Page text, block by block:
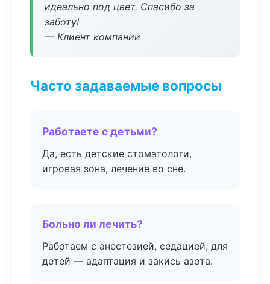
идеально под цвет. Спасибо за
заботу!
— Клиент компании
Часто задаваемые вопросы
Работаете с детьми?
Да, есть детские стоматологи,
игровая зона, лечение во сне.
Больно ли лечить?
Работаем с анестезией, седацией, для
детей — адаптация и закись азота.